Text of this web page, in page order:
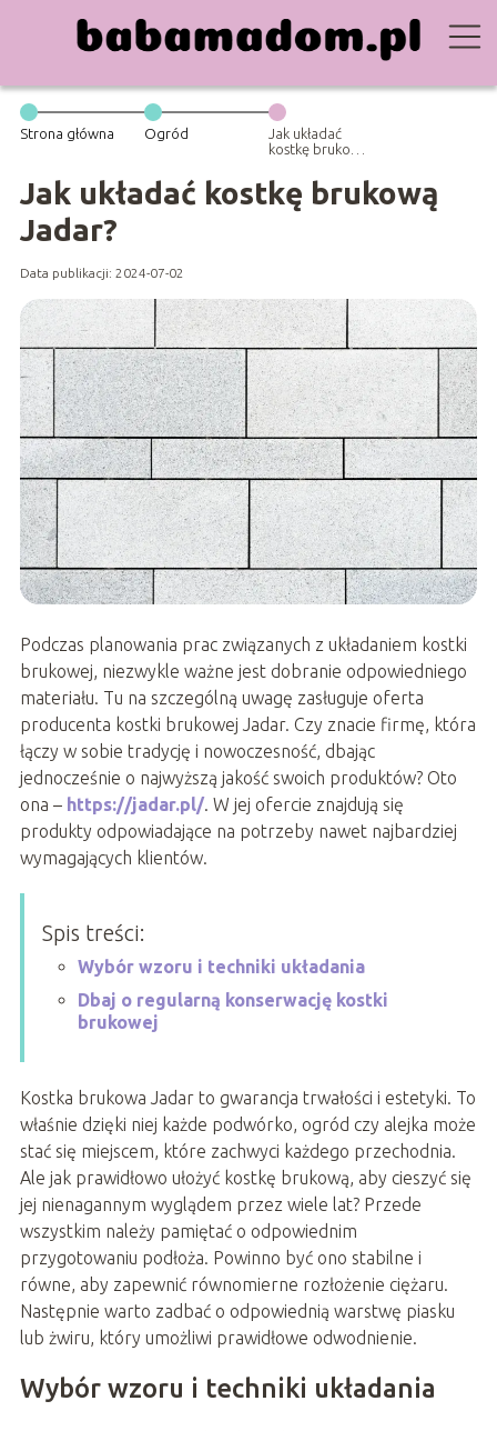
Strona główna Ogród
Jak układać
kostkę brukową
Jak układać kostkę brukową
Jadar?
Data publikacji: 2024-07-02
Podczas planowania prac związanych z układaniem kostki
brukowej, niezwykle ważne jest dobranie odpowiedniego
materiału. Tu na szczególną uwagę zasługuje oferta
producenta kostki brukowej Jadar. Czy znacie firmę, która
łączy w sobie tradycję i nowoczesność, dbając
jednocześnie o najwyższą jakość swoich produktów? Oto
ona – https://jadar.pl/. W jej ofercie znajdują się
produkty odpowiadające na potrzeby nawet najbardziej
wymagających klientów.
Spis treści:
Wybór wzoru i techniki układania
Dbaj o regularną konserwację kostki
brukowej
Kostka brukowa Jadar to gwarancja trwałości i estetyki. To
właśnie dzięki niej każde podwórko, ogród czy alejka może
stać się miejscem, które zachwyci każdego przechodnia.
Ale jak prawidłowo ułożyć kostkę brukową, aby cieszyć się
jej nienagannym wyglądem przez wiele lat? Przede
wszystkim należy pamiętać o odpowiednim
przygotowaniu podłoża. Powinno być ono stabilne i
równe, aby zapewnić równomierne rozłożenie ciężaru.
Następnie warto zadbać o odpowiednią warstwę piasku
lub żwiru, który umożliwi prawidłowe odwodnienie.
Wybór wzoru i techniki układania